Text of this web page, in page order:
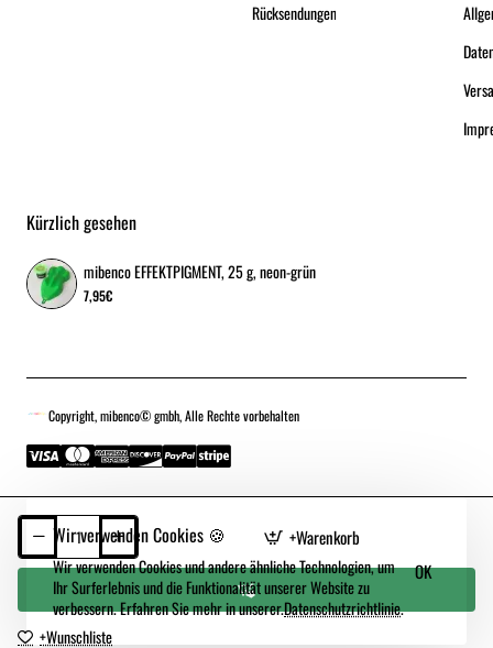
Wir verwenden Cookies 🍪
Wir verwenden Cookies und andere ähnliche Technologien, um
Ihr Surferlebnis und die Funktionalität unserer Website zu
verbessern. Erfahren Sie mehr in unserer.Datenschutzrichtlinie.
OK
+Warenkorb
+Wunschliste
Rücksendungen
Kürzlich gesehen
mibenco EFFEKTPIGMENT, 25 g, neon-grün
7,95€
Copyright, mibenco© gmbh, Alle Rechte vorbehalten